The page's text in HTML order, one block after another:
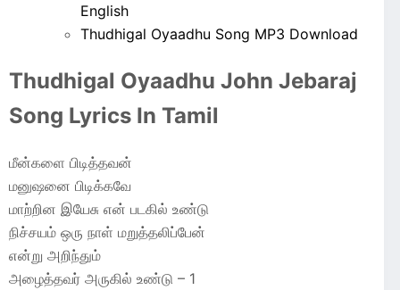
English
Thudhigal Oyaadhu Song MP3 Download
Thudhigal Oyaadhu John Jebaraj
Song Lyrics In Tamil
மீன்களை பிடித்தவன்
மனுஷனை பிடிக்கவே
மாற்றின இயேசு என் படகில் உண்டு
நிச்சயம் ஒரு நாள் மறுத்தலிப்பேன்
என்று அறிந்தும்
அழைத்தவர் அருகில் உண்டு – 1